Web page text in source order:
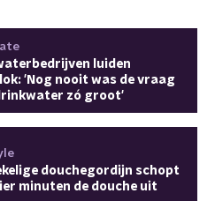
luiden
'Nog nooit was de vraag
zó groot'
douchegordijn schopt
minuten de douche uit